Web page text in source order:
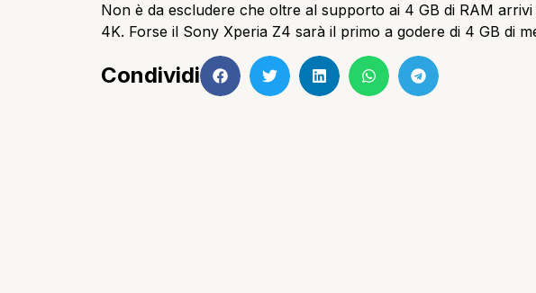
Non è da escludere che oltre al supporto ai 4 GB di RAM
4K. Forse il Sony Xperia Z4 sarà il primo a godere di 4 GB di
Condividi